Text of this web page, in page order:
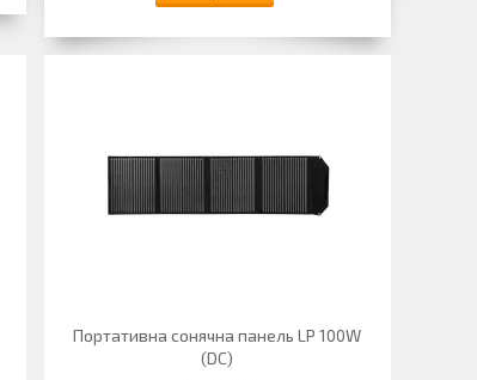
Портативна сонячна панель LP 100W
(DC)